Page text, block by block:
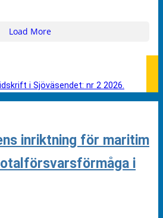
Load More
i Sjöväsendet: nr 2 2026.
inriktning för maritim
i